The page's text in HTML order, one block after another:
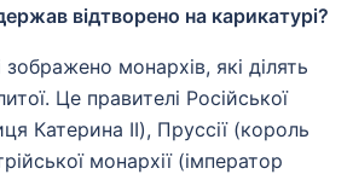
відтворено на карикатурі?
монархів, які ділять
Це правителі Російської
Катерина II), Пруссії (король
монархії (імператор